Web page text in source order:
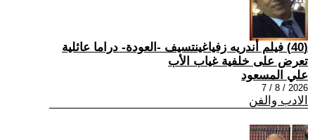
(40) فيلم أندريه زفياغينتسيف -العودة- دراما عائلية
تعرض على خلفية غياب الأب
علي المسعود
2026 / 8 / 7
الادب والفن